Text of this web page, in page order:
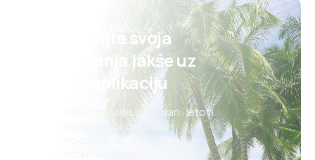
Planirajte svoja
putovanja lakše uz
našu aplikaciju
Nove ponude svaki dan: letovi,
odmori, city break-ovi